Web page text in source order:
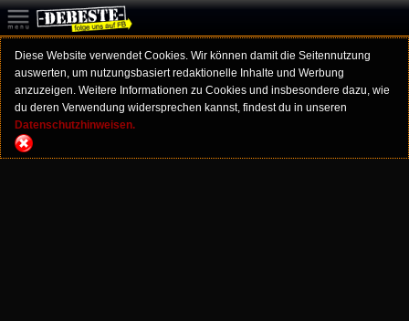
Diese Website verwendet Cookies. Wir können damit die Seitennutzung
auswerten, um nutzungsbasiert redaktionelle Inhalte und Werbung
anzuzeigen. Weitere Informationen zu Cookies und insbesondere dazu, wie
du deren Verwendung widersprechen kannst, findest du in unseren
Datenschutzhinweisen.